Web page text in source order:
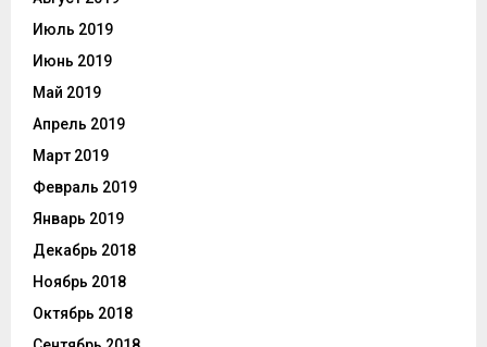
Июль 2019
Июнь 2019
Май 2019
Апрель 2019
Март 2019
Февраль 2019
Январь 2019
Декабрь 2018
Ноябрь 2018
Октябрь 2018